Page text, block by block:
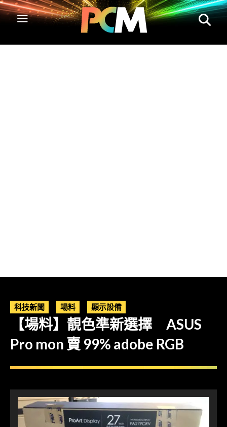
科技新聞 場料 顯示設備
【場料】靚色準新選擇 ASUS
Pro mon 賣 99% adobe RGB